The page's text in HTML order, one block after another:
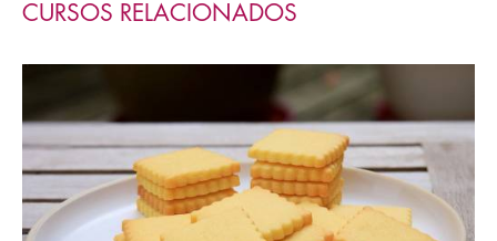
CURSOS RELACIONADOS